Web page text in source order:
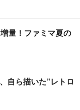
量！ファミマ夏の
自ら描いた”レトロ